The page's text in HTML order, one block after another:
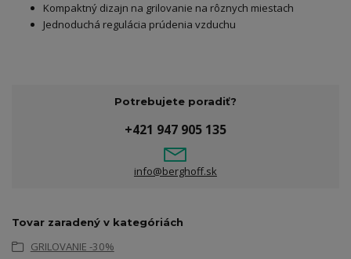
Kompaktný dizajn na grilovanie na rôznych miestach
Jednoduchá regulácia prúdenia vzduchu
Potrebujete poradiť?
+421 947 905 135
info@berghoff.sk
Tovar zaradený v kategóriách
GRILOVANIE -30%